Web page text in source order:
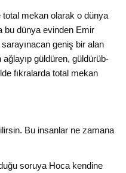
mekan olarak o dünya
bu dünya evinden Emir
geniş bir alan
güldüren, güldürüb-
fıkralarda total mekan
Bu insanlar ne zamana
soruya Hoca kendine